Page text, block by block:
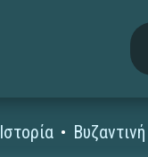
Ιστορία